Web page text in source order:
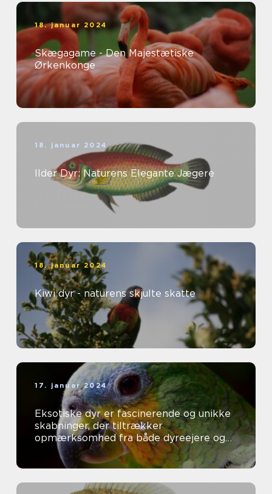
18. januar 2024
Skægagame - Den Majestætiske
Ørkenkonge
18. januar 2024
Ilder Dyr: Naturens Elegante Jægere
18. januar 2024
Kiwi dyr - naturens skjulte skatte
17. januar 2024
Eksotiske dyr er fascinerende og unikke
skabninger, der tiltrækker
opmærksomhed fra både dyreejere og
dyreelskere over hele verden